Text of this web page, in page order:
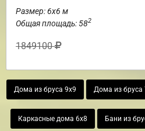
Размер: 6х6 м
Общая площадь: 582
1849100
Дома из бруса 9х9 Дома из бруса
Каркасные дома 6х8 Бани из